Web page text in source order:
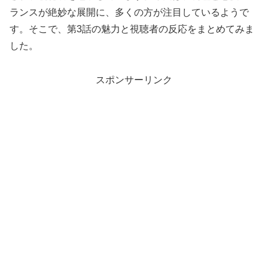
ランスが絶妙な展開に、多くの方が注目しているようで
す。そこで、第3話の魅力と視聴者の反応をまとめてみま
した。
スポンサーリンク